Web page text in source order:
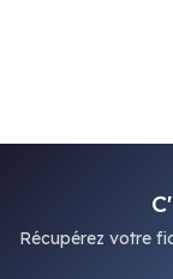
Récupérez votre